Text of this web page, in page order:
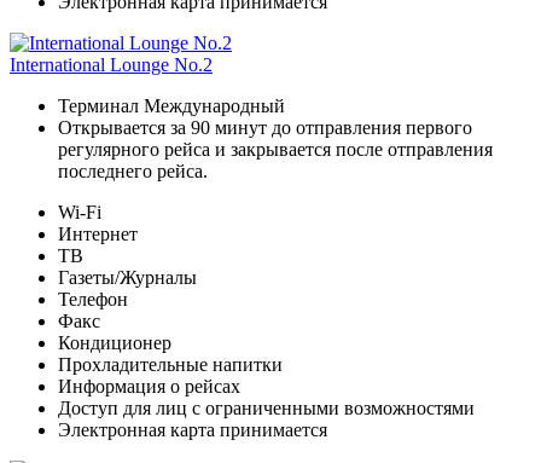
International Lounge No.2
Терминал Международный
Открывается за 90 минут до отправления первого
регулярного рейса и закрывается после отправления
последнего рейса.
Wi-Fi
Интернет
ТВ
Газеты/Журналы
Телефон
Факс
Кондиционер
Прохладительные напитки
Информация о рейсах
Доступ для лиц с ограниченными возможностями
Электронная карта принимается